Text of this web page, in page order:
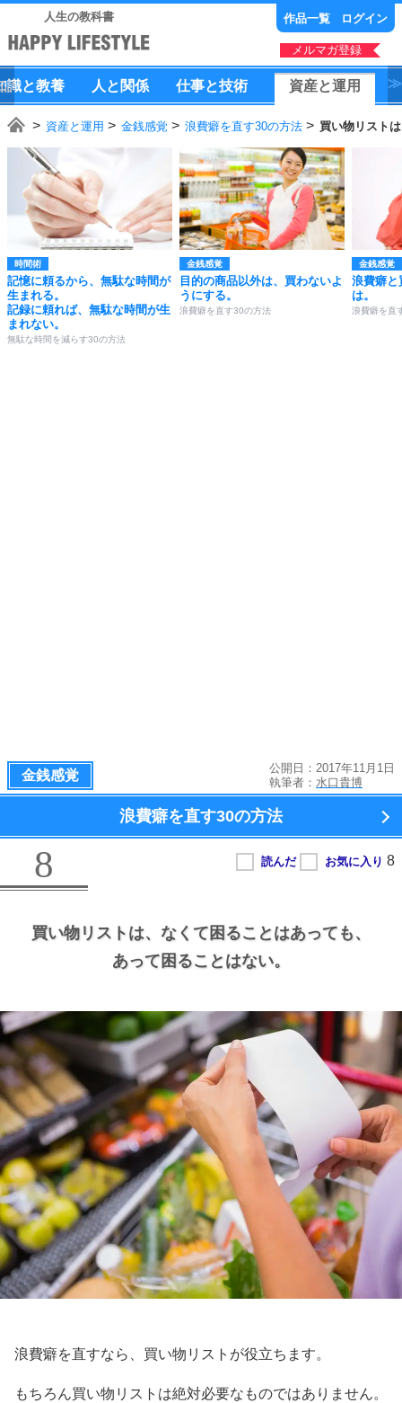
人生の教科書 作品一覧 ログイン
メルマガ登録
識と教養 人 と 関係 仕事と技術 資産と運用
資産と運用 金銭感覚 浪費癖を直す30の方法 買い物リスト
時間術
記憶に頼るから、無駄な時間が
生まれる。
記録に頼れば、無駄な時間が生
まれない。
無駄な時間を減らす30の方法
金銭感覚
目的の商品以外は、買わないよ
うにする。
浪費癖を直す30の方法
金銭感覚
浪費癖と
は。
浪費癖を直
金銭感覚
公開日：2017年11月1日
執筆者： 水口貴博
浪費癖を直す30の方法
8
買い物リストは、 なくて困ることはあっても、
あって困ることはない。
浪費癖を直すなら、買い物リストが役立ちます。
もちろん買い物リストは絶対必要なものではありません。